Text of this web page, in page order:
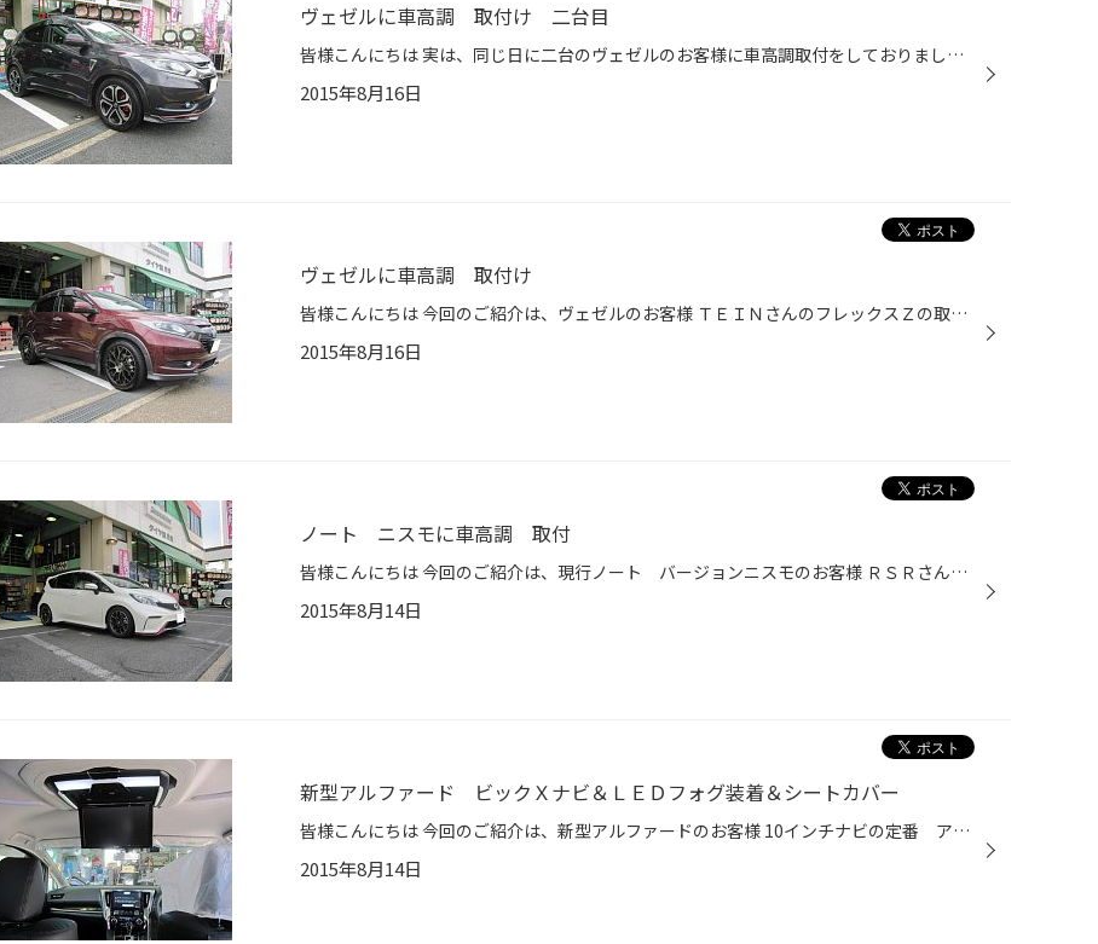
ヴェゼルに車高調 取付け 二台目
皆様こんにちは 実は、同じ日に二台のヴェゼルのお客様に車高調取付をしておりました こちらのヴェゼルのお客様は、乗り心地重視とのことでしたので 減衰力は柔らかめにセッティングさせていただいております。 ダウン量は、同じく基準値の-50ｍｍ ホイルは純正の17インチですので少し見栄えが違い...
2015年8月16日
ヴェゼルに車高調 取付け
皆様こんにちは 今回のご紹介は、ヴェゼルのお客様 ＴＥＩＮさんのフレックスＺの取付です。 前回に18インチを装着いただいておりましたので 今回は、車高ダウンでございます。 車高は 基準値の約-50ｍｍダウン 落としすぎずでいい感じの見栄えですね 乗り心地は、純正よりも少しタッチが柔らかめ...
2015年8月16日
ノート ニスモに車高調 取付
皆様こんにちは 今回のご紹介は、現行ノート バージョンニスモのお客様 ＲＳＲさんの Ｃ＆Ｋ車高調の取付です。 車高は、基準値にてセッティング 乗り心地も柔らかすぎず硬すぎずの乗り味 いい感じですね スパルタンなスタイルがさらに引き立ちました！ カッコいいですね！！
2015年8月14日
新型アルファード ビックＸナビ＆ＬＥＤフォグ装着＆シートカバー
皆様こんにちは 今回のご紹介は、新型アルファードのお客様 10インチナビの定番 アルパインさんのナビとフリップダウンの装着と 当店のおすすめ品 スマートさんのＬＥＤフォグの装着 クラッツェオさんのパンチングレザーシートカバーの装着です。 ナビは専用品ともあって非常にフィッティングが抜...
2015年8月14日